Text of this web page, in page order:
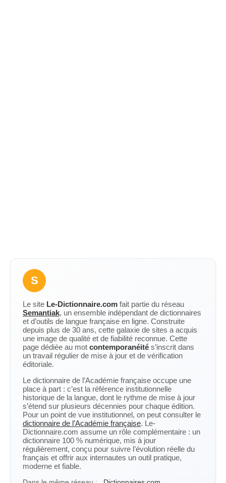
S
Le site Le-Dictionnaire.com fait partie du réseau
Semantiak, un ensemble indépendant de dictionnaires
et d’outils de langue française en ligne. Construite
depuis plus de 30 ans, cette galaxie de sites a acquis
une image de qualité et de fiabilité reconnue. Cette
page dédiée au mot contemporanéité s’inscrit dans
un travail régulier de mise à jour et de vérification
éditoriale.
Le dictionnaire de l’Académie française occupe une
place à part : c’est la référence institutionnelle
historique de la langue, dont le rythme de mise à jour
s’étend sur plusieurs décennies pour chaque édition.
Pour un point de vue institutionnel, on peut consulter le
dictionnaire de l’Académie française. Le-
Dictionnaire.com assume un rôle complémentaire : un
dictionnaire 100 % numérique, mis à jour
régulièrement, conçu pour suivre l’évolution réelle du
français et offrir aux internautes un outil pratique,
moderne et fiable.